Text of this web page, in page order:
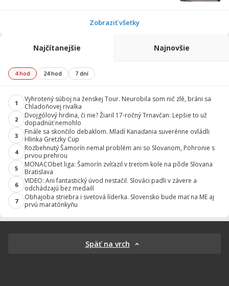
Zobraziť všetky
Najčítanejšie Najnovšie
4 hod 24 hod 7 dní
1
Vyhrotený súboj na ženskej Tour. Neurobila som nič zlé, bráni sa
Chladoňovej rivalka
2
Dvojgólový hrdina, či nie? Žiaril 17-ročný Trnavčan: Lepšie to už
dopadnúť nemohlo
3
Finále sa skončilo debaklom. Mladí Kanaďania suverénne ovládli
Hlinka Gretzky Cup
4
Rozbehnutý Šamorín nemal problém ani so Slovanom, Pohronie s
prvou prehrou
5
MONACObet liga: Šamorín zvíťazil v treťom kole na pôde Slovana
Bratislava
6
VIDEO: Ani fantastický úvod nestačil. Slováci padli v závere a
odchádzajú bez medailí
7
Obhajoba striebra i svetová líderka. Slovensko bude mať na ME aj
prvú maratónkyňu
Späť na vrch